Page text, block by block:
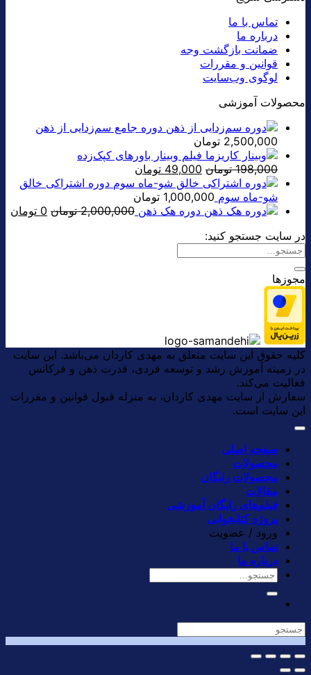
تماس با ما
درباره ما
ضمانت بازگشت وجه
قوانین و مقررات
لوگوی وب‌سایت
محصولات آموزشی
دوره جامع سم‌زدایی از ذهن
2,500,000 تومان
فیلم وبینار باورهای کپک‌زده
198,000 تومان قیمت
اصلی:
198,000 تومان
بود.
49,000 تومان
فعلی:
49,000 تومان.
دوره اشتراکی خالق
شو-ماه سوم 1,000,000 تومان
دوره هک ذهن 2,000,000 تومان قیمت
0 تومان
در سایت جستجو کنید:
مجوزها
کلیه حقوق این سایت متعلق به مهدی کاردان می‌باشد. این سایت
در زمینه آموزش رشد و توسعه فردی، قدرت ذهن و فرکانس
فعالیت می‌کند.
سفارش از سایت مهدی کاردان، به منزله قبول قوانین و مقررات
این سایت است.
صفحه اصلی
محصولات
محصولات رایگان
مقالات
فیلم‌های رایگان آموزشی
پروژه کتابخوانی
ورود / عضویت
تماس با ما
درباره ما
جستجو
برای: